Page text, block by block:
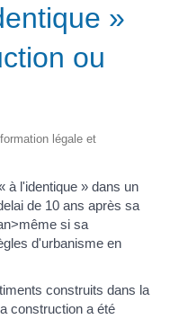
»
ou
légale et
à l'identique » dans un
de 10 ans après sa
si sa
d'urbanisme en
construits dans la
construction a été